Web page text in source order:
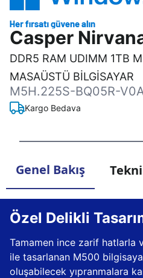
Casper
DDR5 RAM UDIMM 1TB
MASAÜSTÜ BİLGİSAYAR
M5H.225S-BQ05R-
Kargo Bedava
Genel Bakış
Özel Delikli
Tamamen ince zarif hatlarla
ile tasarlanan M500
oluşabilecek yıpranmalara